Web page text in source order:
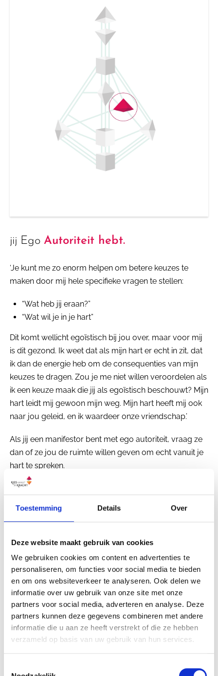
Toestemming Details Over
Deze website maakt gebruik van cookies
We gebruiken cookies om content en advertenties te
personaliseren, om functies voor social media te bieden
en om ons websiteverkeer te analyseren. Ook delen we
informatie over uw gebruik van onze site met onze
partners voor social media, adverteren en analyse. Deze
partners kunnen deze gegevens combineren met andere
informatie die u aan ze heeft verstrekt of die ze hebben
verzameld op basis van uw gebruik van hun services.
jij Ego Autoriteit hebt.
‘Je kunt me zo enorm helpen om betere keuzes te
maken door mij hele specifieke vragen te stellen:
“Wat heb jij eraan?”
“Wat wil je in je hart”
Dit komt wellicht egoïstisch bij jou over, maar voor mij
is dit gezond. Ik weet dat als mijn hart er echt in zit, dat
ik dan de energie heb om de consequenties van mijn
keuzes te dragen. Zou je me niet willen veroordelen als
ik een keuze maak die jij als egoïstisch beschouwt? Mijn
hart leidt mij gewoon mijn weg. Mijn hart heeft mij ook
naar jou geleid, en ik waardeer onze vriendschap.’
Als jij een manifestor bent met ego autoriteit, vraag ze
dan of ze jou de ruimte willen geven om echt vanuit je
hart te spreken.